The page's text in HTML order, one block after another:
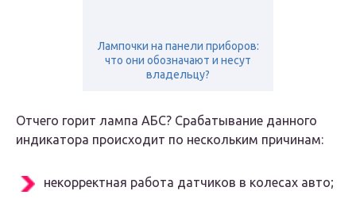
Лампочки на панели приборов:
что они обозначают и несут
владельцу?
Отчего горит лампа АБС? Срабатывание данного
индикатора происходит по нескольким причинам:
некорректная работа датчиков в колесах авто;